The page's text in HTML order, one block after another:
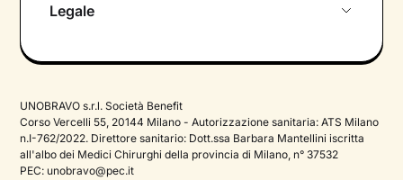
Legale
Cookie Policy
UNOBRAVO s.r.l. Società Benefit
Corso Vercelli 55, 20144 Milano - Autorizzazione sanitaria: ATS Milano
n.I-762/2022. Direttore sanitario: Dott.ssa Barbara Mantellini iscritta
all'albo dei Medici Chirurghi della provincia di Milano, n° 37532
PEC: unobravo@pec.it